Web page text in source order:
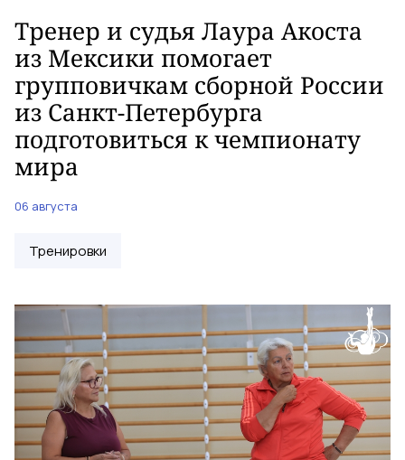
Тренер и судья Лаура Акоста
из Мексики помогает
групповичкам сборной России
из Санкт-Петербурга
подготовиться к чемпионату
мира
06 августа
Тренировки